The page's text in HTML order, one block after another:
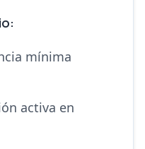
mínima
activa en